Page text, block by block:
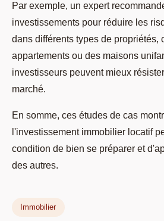
Par exemple, un expert
investissements pour réduire les
dans différents types de propriétés,
appartements ou des maisons
investisseurs peuvent mieux
marché.
En somme, ces études de cas
l'investissement immobilier locatif
condition de bien se préparer et
des autres.
Immobilier